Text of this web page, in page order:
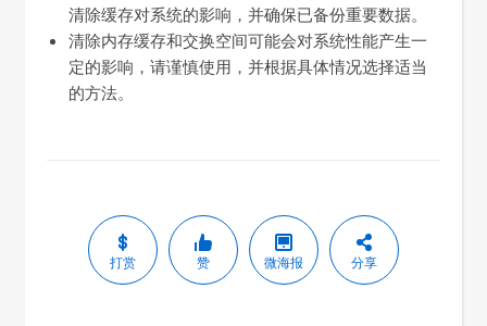
清除缓存对系统的影响，并确保已备份重要数据。
清除内存缓存和交换空间可能会对系统性能产生一
定的影响，请谨慎使用，并根据具体情况选择适当
的方法。
打赏 赞 微海报 分享